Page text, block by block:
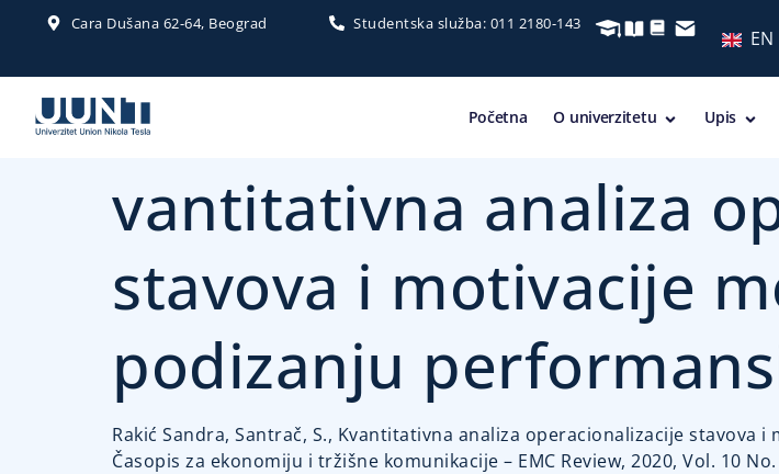
Cara Dušana 62-64, Beograd Studentska služba: 011 2180-143
EN
Početna O univerzitetu Upis
vantitativna analiza
stavova i motivacije
podizanju
Rakić Sandra, Santrač, S., Kvantitativna analiza operacionalizacije
Časopis za ekonomiju i tržišne komunikacije – EMC Review, 2020, Vol. 10 No.